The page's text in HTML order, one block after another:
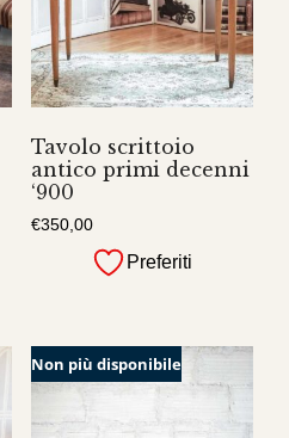
Tavolo scrittoio
antico primi decenni
‘900
€350,00
Preferiti
Non più disponibile